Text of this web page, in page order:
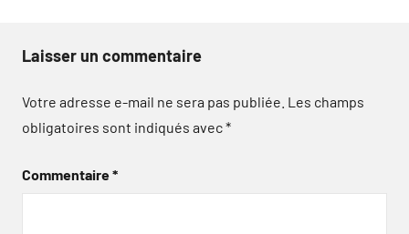
Laisser un commentaire
Votre adresse e-mail ne sera pas publiée. Les champs
obligatoires sont indiqués avec*
Commentaire*